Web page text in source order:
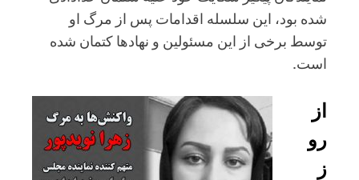
شده بود، این سلسله اقدامات پس از مرگ او
توسط برخی از این مسئولین و نهادها کتمان شده
است.
از
رو
ز